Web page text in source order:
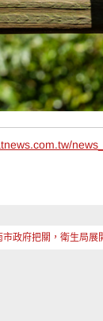
政府把關，衛生局展